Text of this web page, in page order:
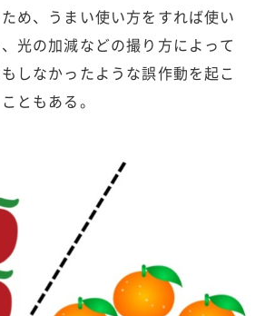
め、うまい使い方をすれば使い
光の加減などの撮り方によって
しなかったような誤作動を起こ
ともある。